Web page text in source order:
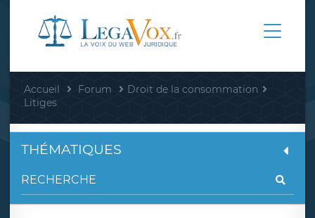
Accueil Forum
Droit de la consommation
Litiges
THÉMATIQUES